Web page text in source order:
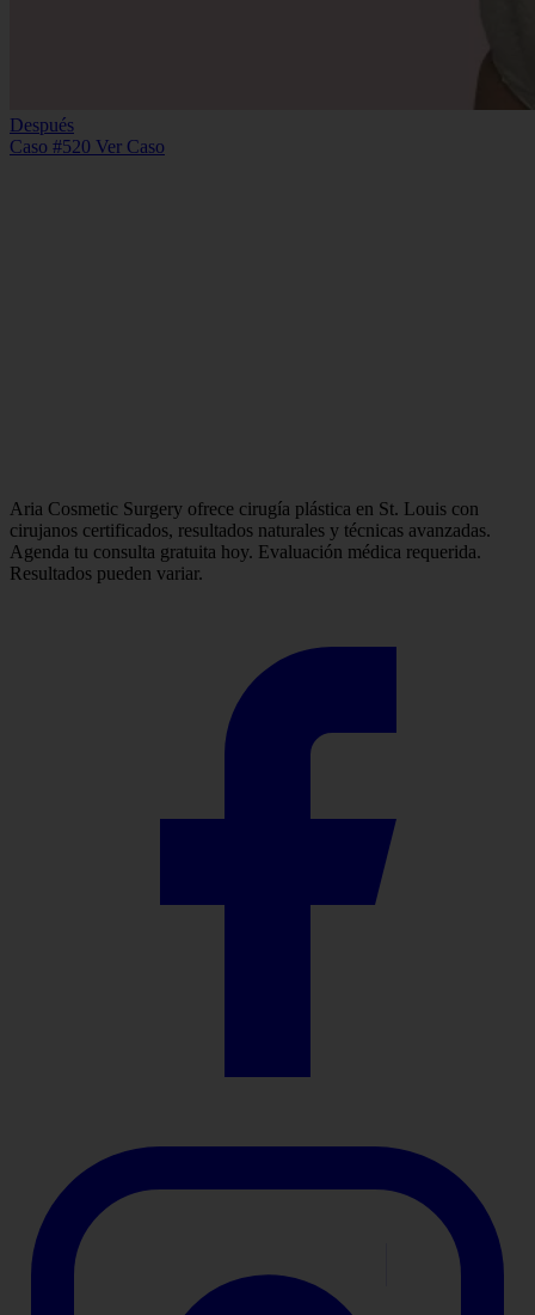
Después
Caso #520 Ver Caso
Aria Cosmetic Surgery ofrece cirugía plástica en St. Louis con
cirujanos certificados, resultados naturales y técnicas avanzadas.
Agenda tu consulta gratuita hoy. Evaluación médica requerida.
Resultados pueden variar.